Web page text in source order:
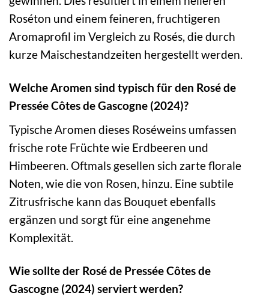
Roséton und einem feineren, fruchtigeren
Aromaprofil im Vergleich zu Rosés, die durch
kurze Maischestandzeiten hergestellt werden.
Welche Aromen sind typisch für den Rosé de
Pressée Côtes de Gascogne (2024)?
Typische Aromen dieses Roséweins umfassen
frische rote Früchte wie Erdbeeren und
Himbeeren. Oftmals gesellen sich zarte florale
Noten, wie die von Rosen, hinzu. Eine subtile
Zitrusfrische kann das Bouquet ebenfalls
ergänzen und sorgt für eine angenehme
Komplexität.
Wie sollte der Rosé de Pressée Côtes de
Gascogne (2024) serviert werden?